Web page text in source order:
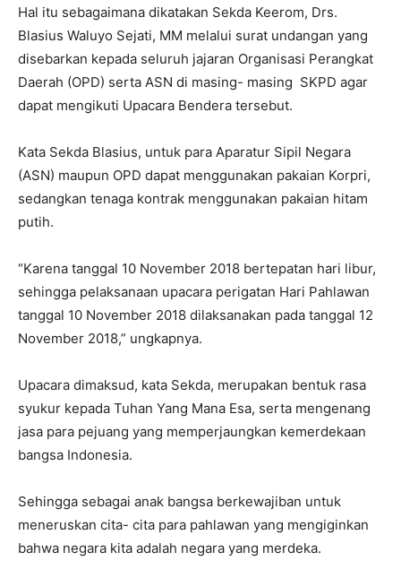
Hal itu sebagaimana dikatakan Sekda Keerom, Drs.
Blasius Waluyo Sejati, MM melalui surat undangan yang
disebarkan kepada seluruh jajaran Organisasi Perangkat
Daerah (OPD) serta ASN di masing- masing SKPD agar
dapat mengikuti Upacara Bendera tersebut.
Kata Sekda Blasius, untuk para Aparatur Sipil Negara
(ASN) maupun OPD dapat menggunakan pakaian Korpri,
sedangkan tenaga kontrak menggunakan pakaian hitam
putih.
“Karena tanggal 10 November 2018 bertepatan hari libur,
sehingga pelaksanaan upacara perigatan Hari Pahlawan
tanggal 10 November 2018 dilaksanakan pada tanggal 12
November 2018,” ungkapnya.
Upacara dimaksud, kata Sekda, merupakan bentuk rasa
syukur kepada Tuhan Yang Mana Esa, serta mengenang
jasa para pejuang yang memperjaungkan kemerdekaan
bangsa Indonesia.
Sehingga sebagai anak bangsa berkewajiban untuk
meneruskan cita- cita para pahlawan yang mengiginkan
bahwa negara kita adalah negara yang merdeka.